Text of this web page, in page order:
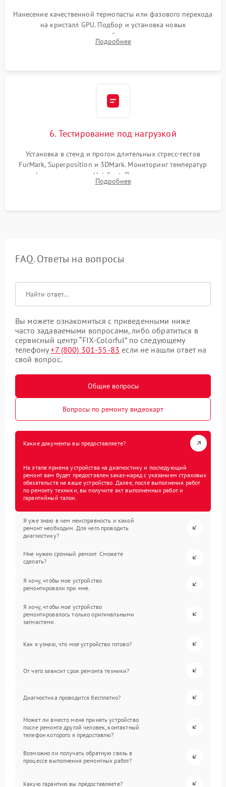
Нанесение качественной термопасты или фазового перехода
на кристалл GPU. Подбор и установка новых
термопрокладок правильной толщины на память и цепи
питания. Монтаж радиатора и бэкплейта, подключение и
Подробнее
6. Тестирование под нагрузкой
Установка в стенд и прогон длительных стресс-тестов
FurMark, Superposition и 3DMark. Мониторинг температур
графического чипа и Hot Spot. Проверка на отсутствие
артефактов изображения, вылетов драйвера и зависаний.
Подробнее
FAQ. Ответы на вопросы
Вы можете ознакомиться с приведенными ниже
часто задаваемыми вопросами, либо обратиться в
сервисный центр “FIX-Colorful” по следующему
телефону+7 (800) 301-55-83 если не нашли ответ на
свой вопрос.
Общие вопросы
Вопросы по ремонту видеокарт
Какие документы вы предоставляете?
На этапе приема устройства на диагностику и последующий
ремонт вам будет предоставлен заказ-наряд с указанием страховых
обязательств на ваше устройство. Далее, после выполнения работ
по ремонту техники, вы получите акт выполненных работ и
гарантийный талон.
Я уже знаю в чем неисправность и какой
ремонт необходим. Для чего проводить
диагностику?
Мне нужен срочный ремонт. Сможете
сделать?
Я хочу, чтобы мое устройство
ремонтировали при мне.
Я хочу, чтобы мое устройство
ремонтировалось только оригинальными
запчастями.
Как я узнаю, что мое устройство готово?
От чего зависит срок ремонта техники?
Диагностика проводится бесплатно?
Может ли вместо меня принять устройство
после ремонта другой человек, контактный
телефон которого я предоставлю?
Возможно ли получать обратную связь в
процессе выполнения ремонтных работ?
Какую гарантию вы предоставляете?